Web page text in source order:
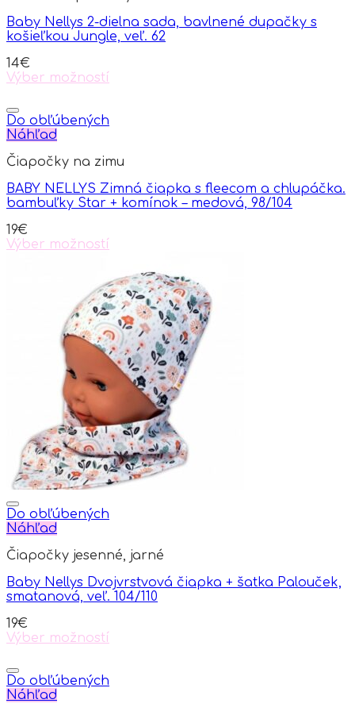
Baby Nellys 2-dielna sada, bavlnené dupačky s
košieľkou Jungle, veľ. 62
14€
Výber možností
product
has
multiple
The
may
be
on
the
Do obľúbených
Náhľad
Čiapočky na zimu
BABY NELLYS Zimná čiapka s fleecom a chlupáčka.
bambuľky Star + komínok – medová, 98/104
19€
Výber možností
product
page
Do obľúbených
Náhľad
Čiapočky jesenné, jarné
Baby Nellys Dvojvrstvová čiapka + šatka Palouček,
smatanová, veľ. 104/110
19€
Výber možností
product
has
multiple
Do obľúbených
Náhľad